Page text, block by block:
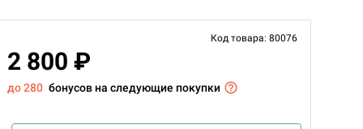
Код товара: 80076
2 800 ₽
до 280 бонусов на следующие покупки